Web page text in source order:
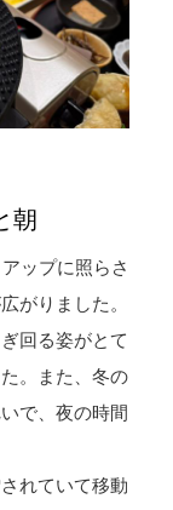
朝
ップに照らさ
がりました。
回る姿がとて
。また、冬の
で、夜の時間
れていて移動